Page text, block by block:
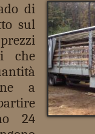
di
sul
che
a
24